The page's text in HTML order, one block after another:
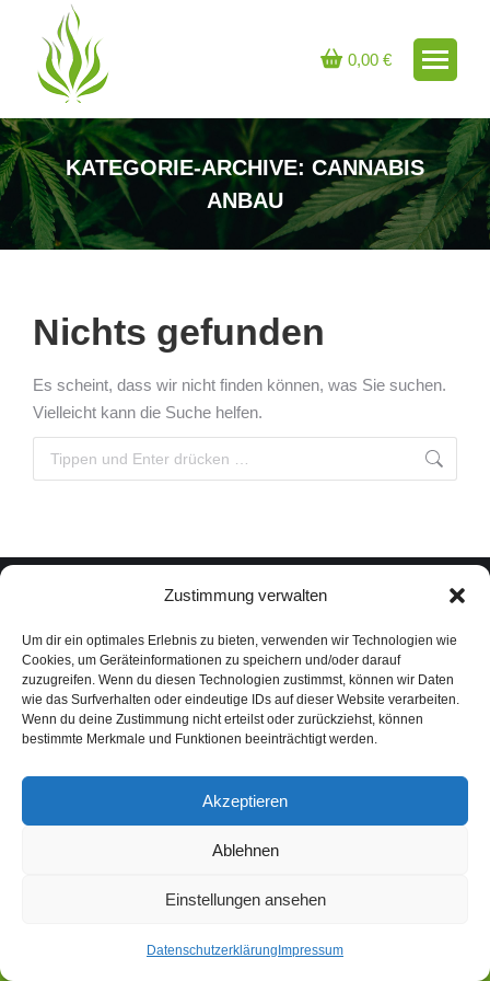
Zustimmung verwalten
Um dir ein optimales Erlebnis zu bieten, verwenden wir Technologien wie
Cookies, um Geräteinformationen zu speichern und/oder darauf
zuzugreifen. Wenn du diesen Technologien zustimmst, können wir Daten
wie das Surfverhalten oder eindeutige IDs auf dieser Website verarbeiten.
Wenn du deine Zustimmung nicht erteilst oder zurückziehst, können
bestimmte Merkmale und Funktionen beeinträchtigt werden.
Akzeptieren
Ablehnen
Einstellungen ansehen
Datenschutzerklärung Impressum
0,00 €
KATEGORIE-ARCHIVE: CANNABIS
ANBAU
Sie befinden sich hier:
Nichts gefunden
Es scheint, dass wir nicht finden können, was Sie suchen.
Vielleicht kann die Suche helfen.
Search:
Footer
@ Vape High 2025. Alle Rechte vorbehalten.